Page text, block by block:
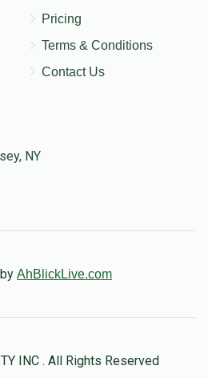
Pricing
Terms & Conditions
Contact Us
NY
AhBlickLive.com
INC . All Rights Reserved